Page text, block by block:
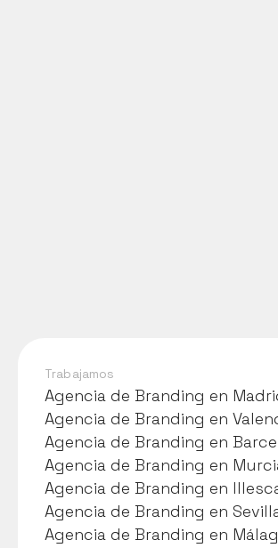
Trabajamos
Agencia de Branding en
Agencia de Branding en Madrid
Agencia de Branding en
Agencia de Branding en Valencia
Agencia de Branding en
Agencia de Branding en
Agencia de Branding en
Agencia de Branding en Murcia
Agencia de Branding en
Agencia de Branding en Illescas
Agencia de Branding en
Agencia de Branding en Sevilla
Agencia de Branding en